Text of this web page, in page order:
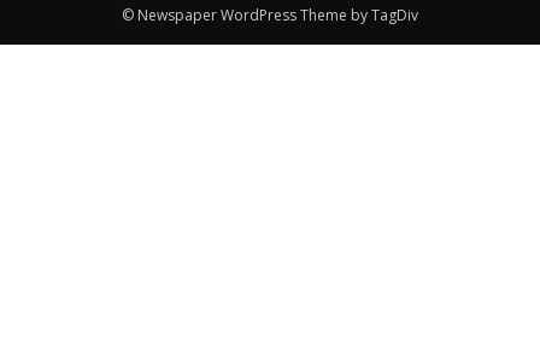
© Newspaper WordPress Theme by TagDiv